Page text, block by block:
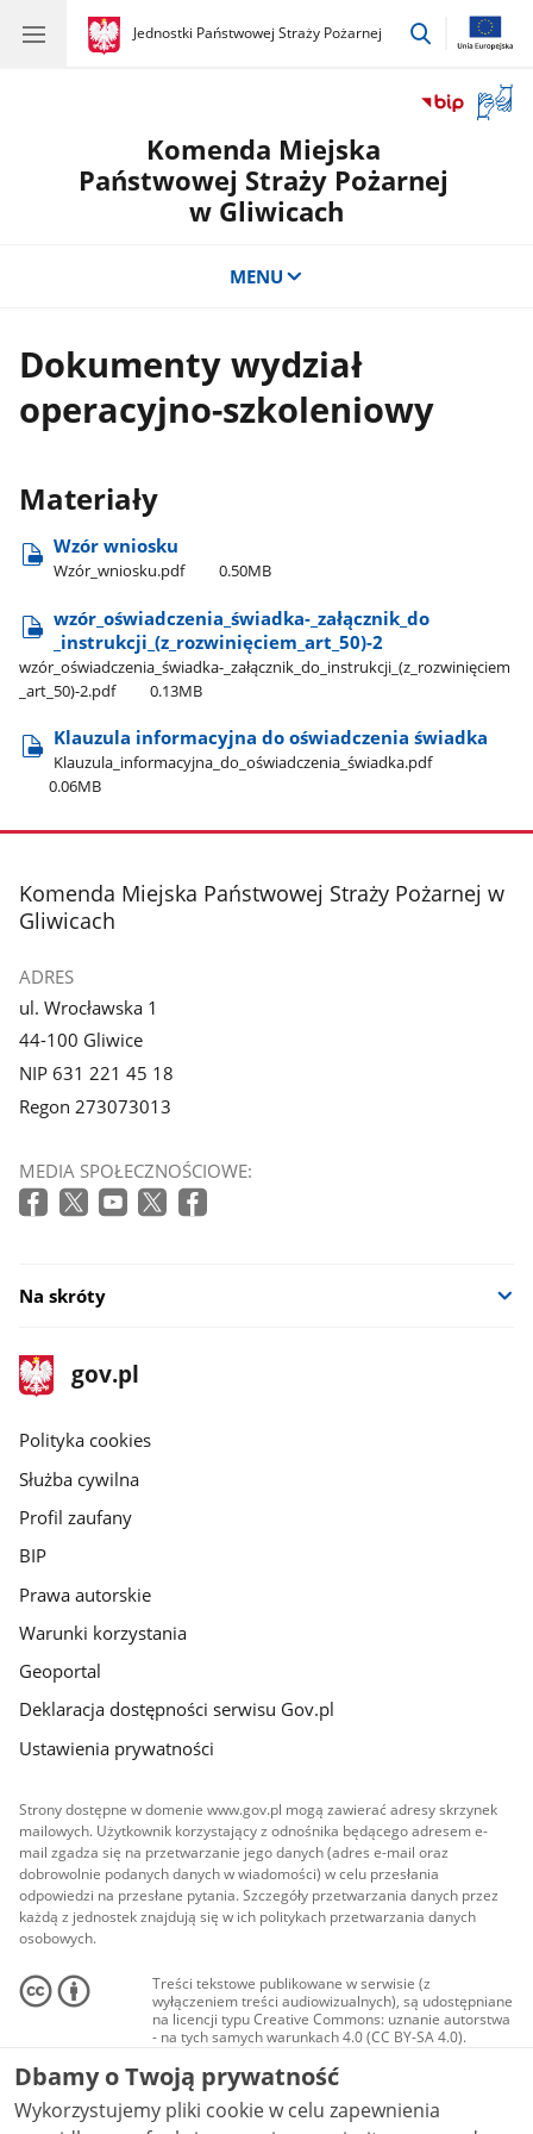
gov.pl
Jednostki Państwowej Straży Pożarnej
gov.pl
Jednostki
przejdź
okno
Komenda Miejska
Państwowej Straży Pożarnej
w Gliwicach
MENU
Dokumenty wydział
operacyjno-szkoleniowy
Materiały
Wzór wniosku
Wzór​_wniosku.pdf 0.50MB
wzór​_oświadczenia​_świadka-​_załącznik​_do​
_instrukcji​_(z​_rozwinięciem​_art​_50)-2
wzór​_oświadczenia​_świadka-​_załącznik​_do​_instrukcji​_(z​_rozwinięciem​
_art​_50)-2.pdf
0.13MB
Klauzula informacyjna do oświadczenia świadka
Klauzula​_informacyjna​_do​_oświadczenia​_świadka.pdf
0.06MB
stopka
Komenda Miejska Państwowej Straży Pożarnej w
Gliwicach
ADRES
ul. Wrocławska 1
44-100 Gliwice
NIP 631 221 45 18
Regon 273073013
MEDIA SPOŁECZNOŚCIOWE:
Na skróty
stopka
gov.pl
Strona
gov.pl
gov.pl
Polityka cookies
Służba cywilna
Profil zaufany
BIP
Prawa autorskie
Warunki korzystania
Geoportal
Deklaracja dostępności serwisu Gov.pl
Ustawienia prywatności
Strony dostępne w domenie www.gov.pl mogą zawierać adresy skrzynek
mailowych. Użytkownik korzystający z odnośnika będącego adresem e-
mail zgadza się na przetwarzanie jego danych (adres e-mail oraz
dobrowolnie podanych danych w wiadomości) w celu przesłania
odpowiedzi na przesłane pytania. Szczegóły przetwarzania danych przez
każdą z jednostek znajdują się w ich politykach przetwarzania danych
osobowych.
Treści tekstowe publikowane w serwisie (z
wyłączeniem treści audiowizualnych), są udostępniane
na licencji typu Creative Commons: uznanie autorstwa
- na tych samych warunkach 4.0 (CC BY-SA 4.0).
Materiały audiowizualne, w tym zdjęcia, materiały
audio i wideo, są udostępniane na licencji typu
Creative Commons: uznanie autorstwa użycie
niekomercyjne - bez utworów zależnych 4.0 (CC BY-
NC-ND 4.0), o ile nie jest to stwierdzone inaczej.
Dbamy o Twoją prywatność
Wykorzystujemy pliki cookie w celu zapewnienia